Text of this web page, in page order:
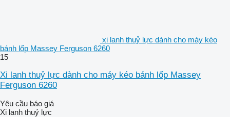
xi lanh thuỷ lực dành cho máy kéo
bánh lốp Massey Ferguson 6260
15
Xi lanh thuỷ lực dành cho máy kéo bánh lốp Massey
Ferguson 6260
Yêu cầu báo giá
Xi lanh thuỷ lực